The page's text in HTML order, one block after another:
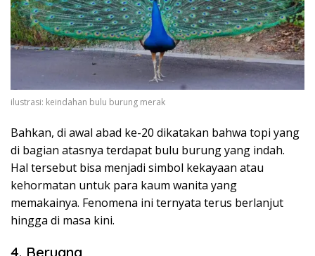
ilustrasi: keindahan bulu burung merak
Bahkan, di awal abad ke-20 dikatakan bahwa topi yang
di bagian atasnya terdapat bulu burung yang indah.
Hal tersebut bisa menjadi simbol kekayaan atau
kehormatan untuk para kaum wanita yang
memakainya. Fenomena ini ternyata terus berlanjut
hingga di masa kini.
4. Beruang